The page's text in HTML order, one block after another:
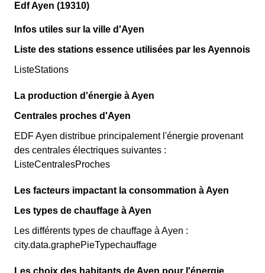
Edf Ayen (19310)
Infos utiles sur la ville d'Ayen
Liste des stations essence utilisées par les Ayennois
ListeStations
La production d'énergie à Ayen
Centrales proches d'Ayen
EDF Ayen distribue principalement l'énergie provenant
des centrales électriques suivantes :
ListeCentralesProches
Les facteurs impactant la consommation à Ayen
Les types de chauffage à Ayen
Les différents types de chauffage à Ayen :
city.data.graphePieTypechauffage
Les choix des habitants de Ayen pour l'énergie